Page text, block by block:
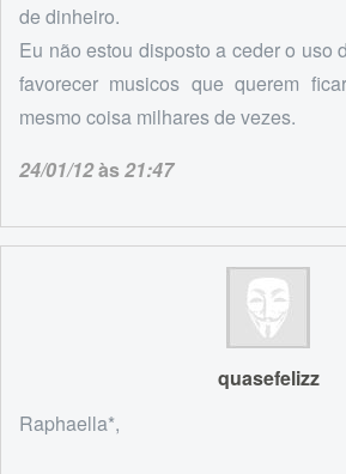
de dinheiro.
Eu não estou disposto a ceder o uso
favorecer musicos que querem
mesmo coisa milhares de vezes.
24/01/12às21:47
quasefelizz
Raphaella*,